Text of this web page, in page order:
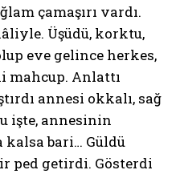
çamaşırı vardı.
Üşüdü, korktu,
eve gelince herkes,
mahcup. Anlattı
annesi okkalı, sağ
işte, annesinin
kalsa bari… Güldü
ped getirdi. Gösterdi